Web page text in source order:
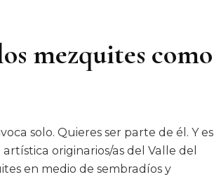
mezquites como
solo. Quieres ser parte de él. Y es
originarios/as del Valle del
en medio de sembradíos y